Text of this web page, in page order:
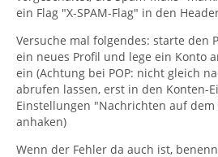
ein Flag "X-SPAM-Flag" in den
Versuche mal folgendes: starte den
ein neues Profil und lege ein Konto
ein (Achtung bei POP: nicht gleich
abrufen lassen, erst in den Konten-
Einstellungen "Nachrichten auf dem
anhaken)
Wenn der Fehler da auch ist,